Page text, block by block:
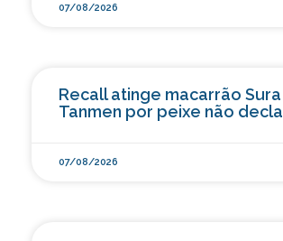
07/08/2026
Recall atinge macarrão Sura
Tanmen por peixe não
07/08/2026